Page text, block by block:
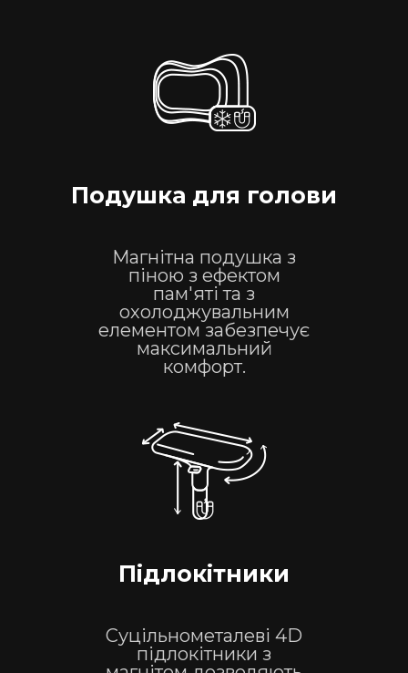
Подушка для голови
Магнітна подушка з
піною з ефектом
пам'яті та з
охолоджувальним
елементом забезпечує
максимальний
комфорт.
Підлокітники
Суцільнометалеві 4D
підлокітники з